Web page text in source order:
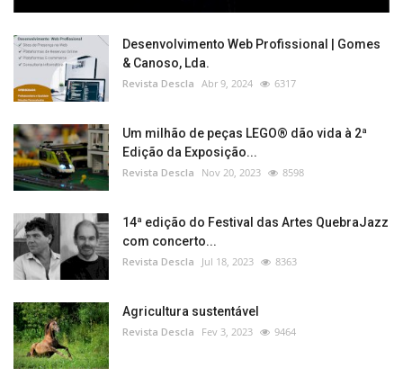
Desenvolvimento Web Profissional | Gomes
& Canoso, Lda.
Revista Descla Abr 9, 2024 6317
Um milhão de peças LEGO® dão vida à 2ª
Edição da Exposição...
Revista Descla Nov 20, 2023 8598
14ª edição do Festival das Artes QuebraJazz
com concerto...
Revista Descla Jul 18, 2023 8363
Agricultura sustentável
Revista Descla Fev 3, 2023 9464